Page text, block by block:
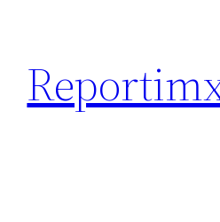
contenido